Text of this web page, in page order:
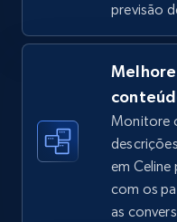
TikTok Shop -
price, Final price,
5.4K+
Amazon sellers
previsão
Monitore
em
com os
as